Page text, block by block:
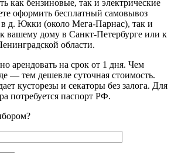
как бензиновые, так и электрические
оформить бесплатный самовывоз
в д. Юкки (около Мега-Парнас), так и
вашему дому в Санкт-Петербурге или к
области.
арендовать на срок от 1 дня. Чем
— тем дешевле суточная стоимость.
кусторезы и секаторы без залога. Для
потребуется паспорт РФ.